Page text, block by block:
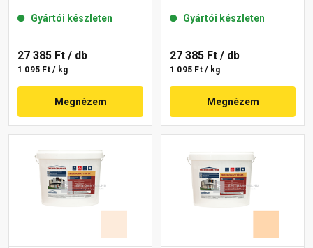
13-F 25 kg
Gyártói készleten
27 385 Ft / db
1 095 Ft / kg
Megnézem
Gyártói készleten
27 385 Ft / db
1 095 Ft / kg
Megnézem